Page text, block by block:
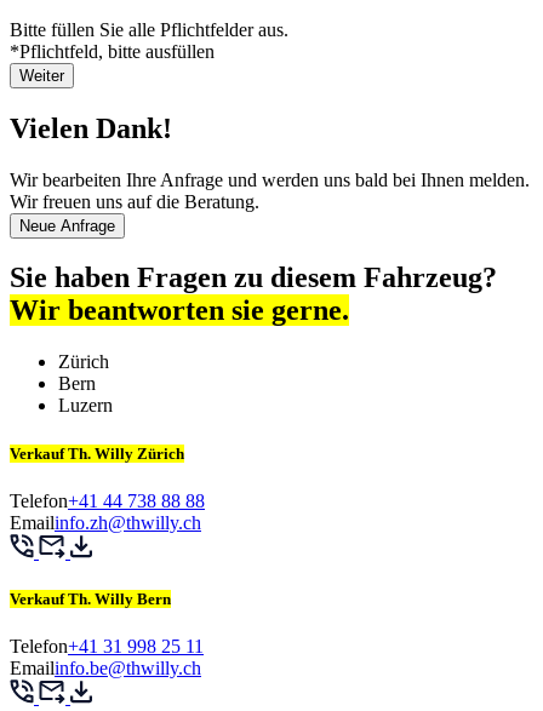
Bitte füllen Sie alle Pflichtfelder aus.
*Pflichtfeld, bitte ausfüllen
Weiter
Vielen Dank!
Wir bearbeiten Ihre Anfrage und werden uns bald bei Ihnen melden.
Wir freuen uns auf die Beratung.
Neue Anfrage
Sie haben Fragen zu diesem Fahrzeug?
Wir beantworten sie gerne.
Zürich
Bern
Luzern
Verkauf Th. Willy Zürich
Telefon+41 44 738 88 88
Emailinfo.zh@thwilly.ch
Verkauf Th. Willy Bern
Telefon+41 31 998 25 11
Emailinfo.be@thwilly.ch